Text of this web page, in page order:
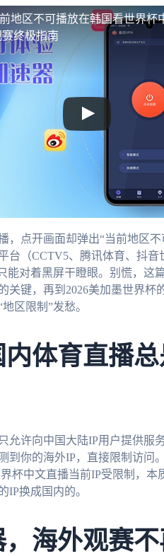
地区不可播放在韩国看世界杯
终极指南
，点开画面却弹出“当前地区
（CCTV5、腾讯体育、抖音
能对着黑屏干瞪眼。别慌，这
关键，再到2026美加墨世界杯
区限制”发愁。
体育直播
允许向中国大陆IP用户提供服
到你的海外IP，直接限制访问
杯中文直播当前IP受限制，
IP换成国内的。
海外观赛